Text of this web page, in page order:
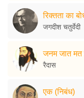
रिक्तता का
जगदीश चतुर्वेदी
जनम जात मत
रैदास
एक (निबंध)